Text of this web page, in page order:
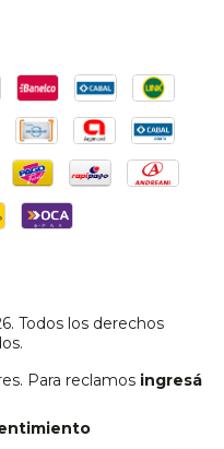
Todos los derechos
Para reclamos ingresá